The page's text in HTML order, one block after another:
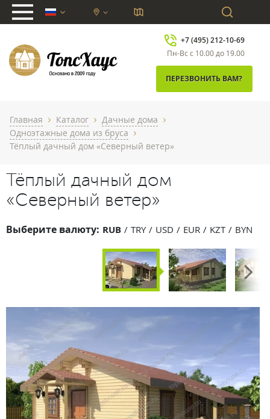
chevron_down
+7 (495) 212-10-69
Пн-Вс с 10.00 до 19.00
ПЕРЕЗВОНИТЬ ВАМ?
Главная chevron_right Каталог chevron_right Дачные дома chevron_right
Одноэтажные дома из бруса chevron_right
Тёплый дачный дом «Северный ветер»
Тёплый дачный дом
«Северный ветер»
Выберите валюту: RUB TRY USD EUR KZT BYN
Next